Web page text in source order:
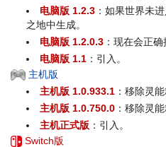
电脑版 1.2.3 ：如果世界未
之地中生成。
电脑版 1.2.0.3 ：现在会正
电脑版 1.1 ：引入。
主机版
主机版 1.0.933.1 ：移除灵
主机版 1.0.750.0 ：移除灵
主机正式版 ：引入。
Switch版